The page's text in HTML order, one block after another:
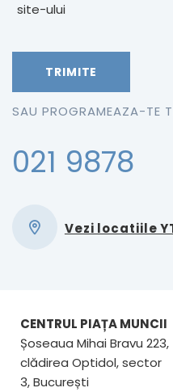
site-ului
SAU PROGRAMEAZA-TE
021 9878
Vezi locatiile
CENTRUL PIAȚA MUNCII
Șoseaua Mihai Bravu 223,
clădirea Optidol, sector
3, București